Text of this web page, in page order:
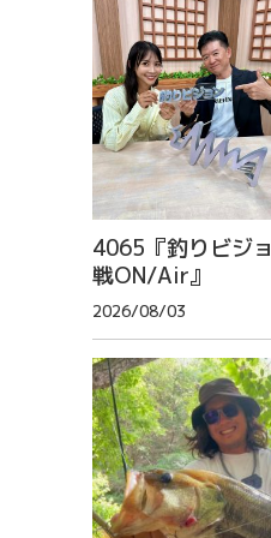
4065『釣りビジ
戦ON/Air』
2026/08/03